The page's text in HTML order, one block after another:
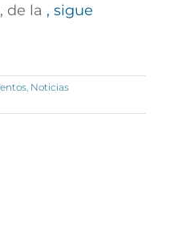
de la , sigue
Noticias